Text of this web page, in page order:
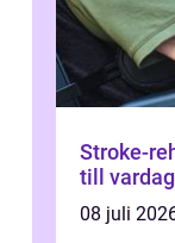
Stroke-
till
08 juli